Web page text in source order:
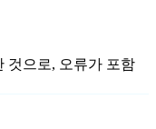
것으로, 오류가 포함